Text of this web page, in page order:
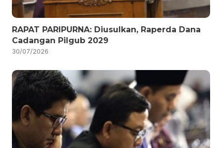
RAPAT PARIPURNA: Diusulkan, Raperda Dana
Cadangan Pilgub 2029
30/07/2026